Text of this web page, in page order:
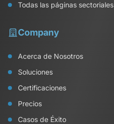
Todas las páginas sectoriales
Company
Acerca de Nosotros
Soluciones
Certificaciones
Precios
Casos de Éxito